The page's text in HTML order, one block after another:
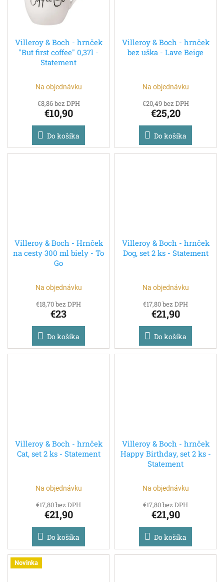
Villeroy & Boch - hrnček
"But first coffee" 0,37l -
Statement
Na objednávku
€8,86 bez DPH
€10,90
Do košíka
Villeroy & Boch - hrnček
bez uška - Lave Beige
Na objednávku
€20,49 bez DPH
€25,20
Do košíka
Villeroy & Boch - Hrnček
na cesty 300 ml biely - To
Go
Na objednávku
€18,70 bez DPH
€23
Do košíka
Villeroy & Boch - hrnček
Dog, set 2 ks - Statement
Na objednávku
€17,80 bez DPH
€21,90
Do košíka
Villeroy & Boch - hrnček
Cat, set 2 ks - Statement
Na objednávku
€17,80 bez DPH
€21,90
Do košíka
Villeroy & Boch - hrnček
Happy Birthday, set 2 ks -
Statement
Na objednávku
€17,80 bez DPH
€21,90
Do košíka
Novinka